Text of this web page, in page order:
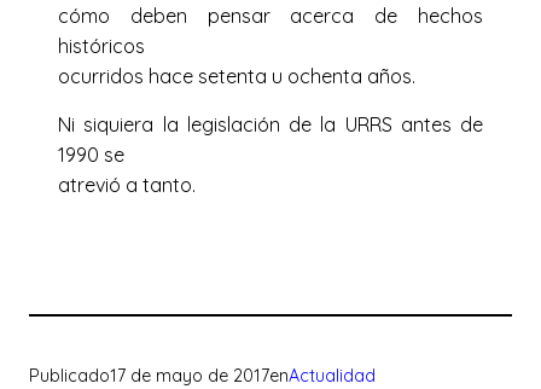
cómo deben pensar acerca de hechos
históricos
ocurridos hace setenta u ochenta años.
Ni siquiera la legislación de la URRS antes de
1990 se
atrevió a tanto.
Publicado17 de mayo de 2017enActualidad